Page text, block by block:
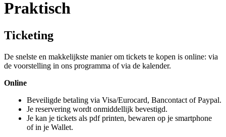
Praktisch
Ticketing
De snelste en makkelijkste manier om tickets te kopen is online: via
de voorstelling in ons programma of via de kalender.
Online
Beveiligde betaling via Visa/Eurocard, Bancontact of Paypal.
Je reservering wordt onmiddellijk bevestigd.
Je kan je tickets als pdf printen, bewaren op je smartphone
of in je Wallet.